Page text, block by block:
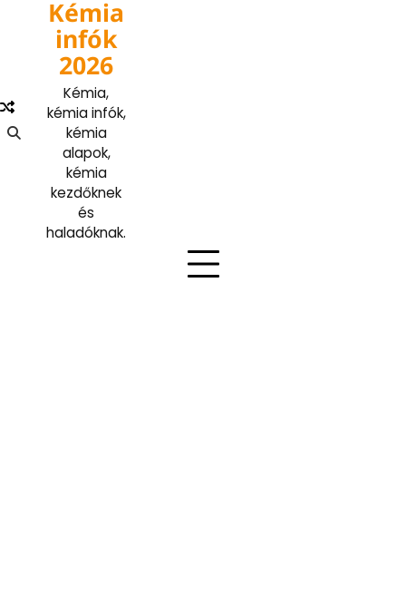
Kémia
infók
2026
Kémia,
kémia infók,
kémia
alapok,
kémia
kezdőknek
és
haladóknak.